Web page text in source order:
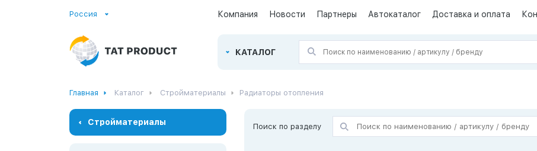
Россия Компания Новости Партнеры Автокаталог Доставка и оплата
КАТАЛОГ
Главная Каталог Стройматериалы Радиаторы отопления
Стройматериалы Поиск по разделу